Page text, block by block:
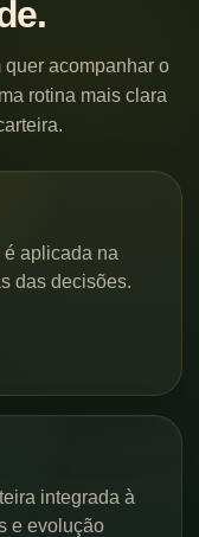
acompanhar o
rotina mais clara
aplicada na
das decisões.
integrada à
e evolução